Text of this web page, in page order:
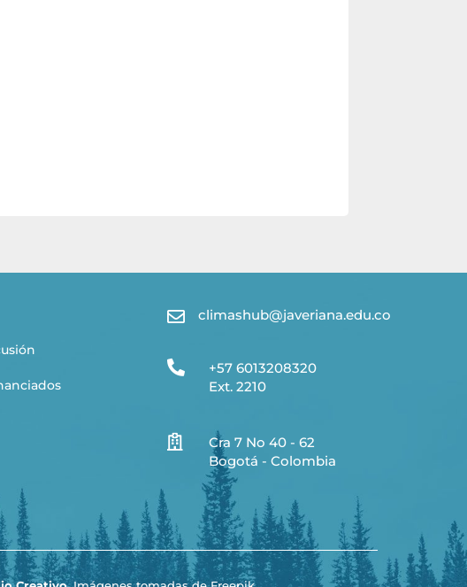
 climashub@javeriana.edu.co

+57 6013208320
Ext. 2210

Cra 7 No 40 - 62
Bogotá - Colombia